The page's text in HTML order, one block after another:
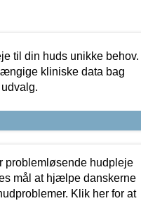
til din huds unikke behov.
kliniske data bag
problemløsende hudpleje
mål at hjælpe danskerne
Klik her for at